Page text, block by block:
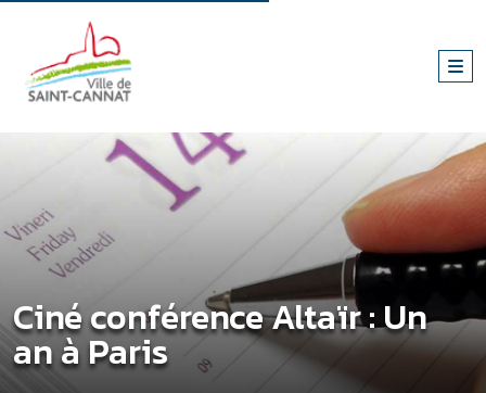
Ciné conférence Altaïr : Un
an à Paris